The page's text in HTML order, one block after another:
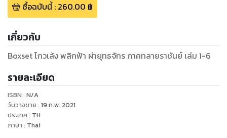
ซื้อฉบับนี้: 260.00 ฿
เกี่ยวกับ
Boxset โกวเล้ง พลิกฟ้า ผ่ายุทธจักร ภาคทลายราชันย์ เล่ม 1-6
รายละเอียด
ISBN : N/A
วันวางขาย : 19 ก.พ. 2021
ประเทศ: TH
ภาษา : Thai